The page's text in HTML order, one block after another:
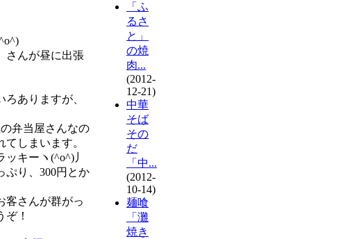
さんが昼に出張
ありますが、
弁当屋さんなの
しまいます。
キーヽ(^o^)丿
ぷり、300円とか
客さんが群がっ
！
「ふ
るさ
と」
の焼
肉...
(2012-
12-21)
中華
そば
その
だ
「中...
(2012-
10-14)
麺喰
「灘
焼き